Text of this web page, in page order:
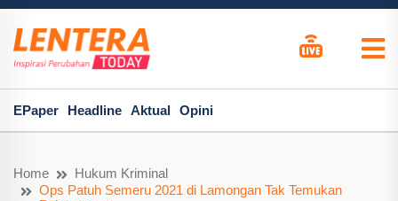
EPaper Headline Aktual Opini
Home
Hukum Kriminal
Ops Patuh Semeru 2021 di Lamongan Tak Temukan